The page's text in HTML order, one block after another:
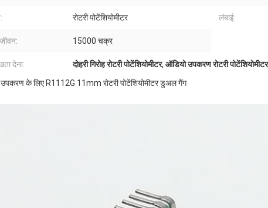
रोटरी पोटेंशियोमीटर लंबाई:
15000 चक्र
देना: दोहरी गिरोह रोटरी पोटेंशियोमीटर, ऑडियो उपकरण रोटरी पोटेंशियोमीटर
के लिए R1112G 11mm रोटरी पोटेंशियोमीटर डुअल गैंग